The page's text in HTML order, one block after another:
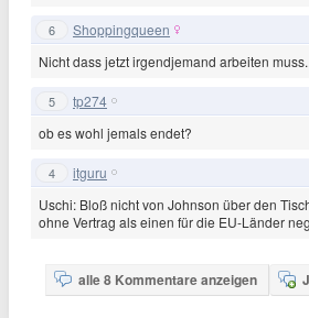
6 Shoppingqueen
Nicht dass jetzt irgendjemand arbeiten
5 tp274
ob es wohl jemals endet?
4 itguru
Uschi: Bloß nicht von Johnson über den
ohne Vertrag als einen für die EU-Länder
alle 8 Kommentare anzeigen